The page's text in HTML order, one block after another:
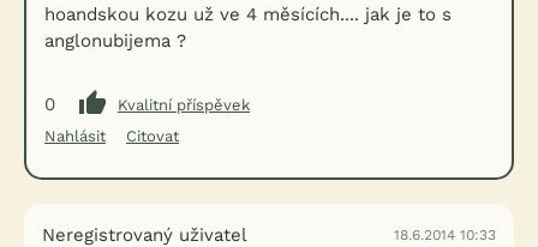
hoandskou kozu už ve 4 měsících.... jak je to s
anglonubijema ?
0
Kvalitní příspěvek
Nahlásit
Citovat
Neregistrovaný uživatel 18.6.2014 10:33